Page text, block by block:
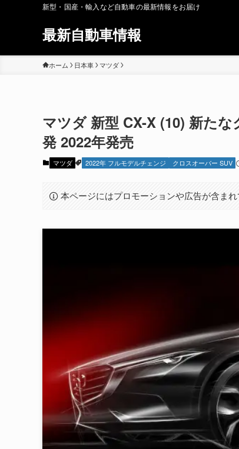
新型・国産・輸入など自動車の最新情報をお届け
最新自動車情報
ホーム 日本車 マツダ
マツダ 新型 CX-X (10) 新た
発 2022年発売
マツダ 2022年 フルモデルチェンジ クロスオーバー SUV
本ページにはプロモーションや広告が含まれ